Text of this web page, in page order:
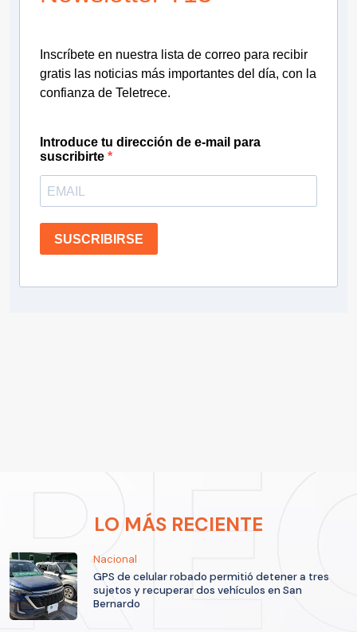
Inscríbete en nuestra lista de correo para recibir
gratis las noticias más importantes del día, con la
confianza de Teletrece.
Introduce tu dirección de e-mail para
suscribirte
SUSCRIBIRSE
LO MÁS RECIENTE
Nacional
GPS de celular robado permitió detener a tres
sujetos y recuperar dos vehículos en San
Bernardo